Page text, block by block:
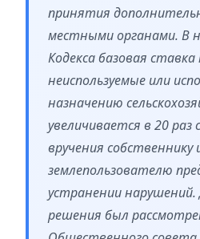
принятия
местными органами. В
Кодекса базовая
неиспользуемые или
назначению
увеличивается в 20 раз
вручения собственнику
землепользователю
устранении
решения был